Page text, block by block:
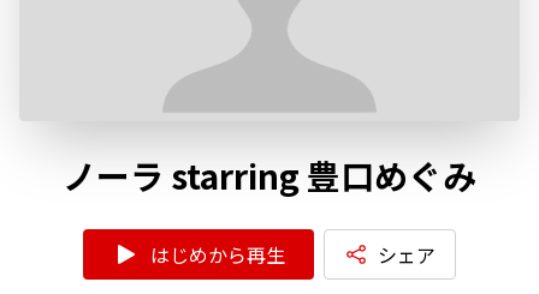
ノーラ starring 豊口めぐみ
はじめから再生 シェア